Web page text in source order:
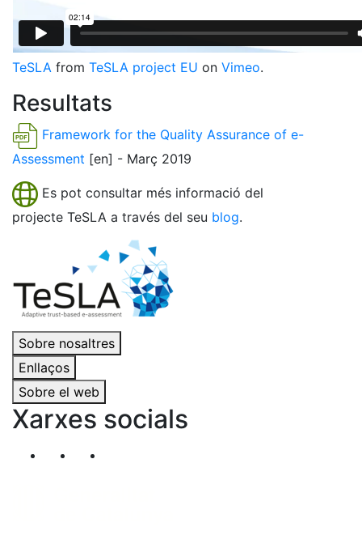
TeSLA from TeSLA project EU on Vimeo.
Resultats
Framework for the Quality Assurance of e-
Assessment [en] - Març 2019
Es pot consultar més informació del
projecte TeSLA a través del seu blog.
Sobre nosaltres
Enllaços
Sobre el web
Xarxes socials
Segueix-nos al nostre canal de Twitter